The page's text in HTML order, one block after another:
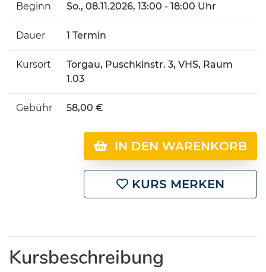
Beginn So., 08.11.2026, 13:00 - 18:00 Uhr
Dauer 1 Termin
Kursort
Torgau, Puschkinstr. 3, VHS, Raum
1.03
Gebühr 58,00 €
IN DEN WARENKORB
KURS MERKEN
Kursbeschreibung